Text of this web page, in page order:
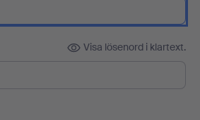
Visa lösenord i klartext.